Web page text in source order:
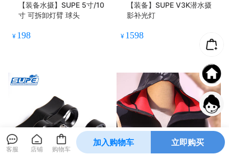
【装备水摄】SUPE 5寸/10
寸 可拆卸灯臂 球头
¥ 198
【装备】SUPE V3K潜水摄
影补光灯
¥ 1598
客服 店铺 购物车
加入购物车 立即购买